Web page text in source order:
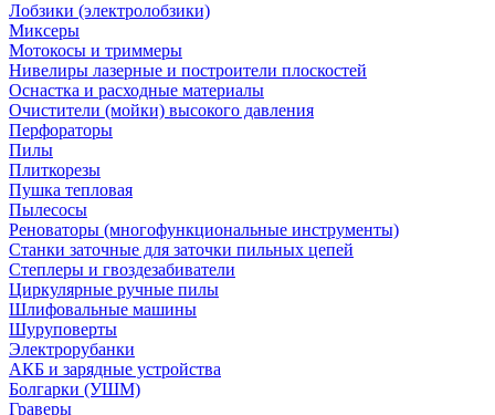
Лобзики (электролобзики)
Миксеры
Мотокосы и триммеры
Нивелиры лазерные и построители плоскостей
Оснастка и расходные материалы
Очистители (мойки) высокого давления
Перфораторы
Пилы
Плиткорезы
Пушка тепловая
Пылесосы
Реноваторы (многофункциональные инструменты)
Станки заточные для заточки пильных цепей
Степлеры и гвоздезабиватели
Циркулярные ручные пилы
Шлифовальные машины
Шуруповерты
Электрорубанки
АКБ и зарядные устройства
Болгарки (УШМ)
Граверы